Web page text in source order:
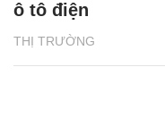
THỊ TRƯỜNG
ô tô điện